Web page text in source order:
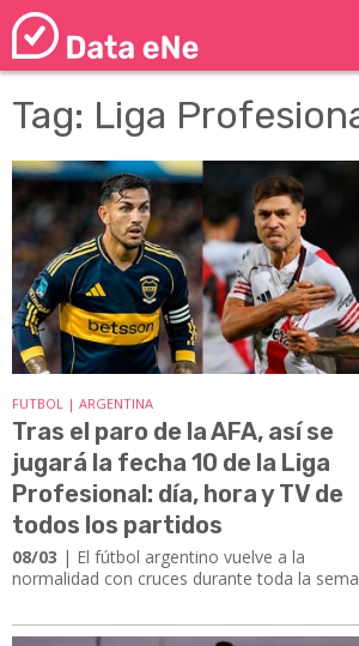
Tag: Liga
FUTBOL | ARGENTINA
Tras el paro de la AFA, así se
jugará la fecha 10 de la Liga
Profesional: día, hora y TV de
todos los partidos
08/03 | El fútbol argentino vuelve a la
normalidad con cruces durante toda la